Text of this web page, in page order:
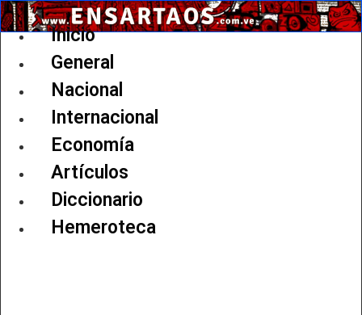
Ir
al
Inicio
General
Nacional
Internacional
Economía
Artículos
Diccionario
Hemeroteca